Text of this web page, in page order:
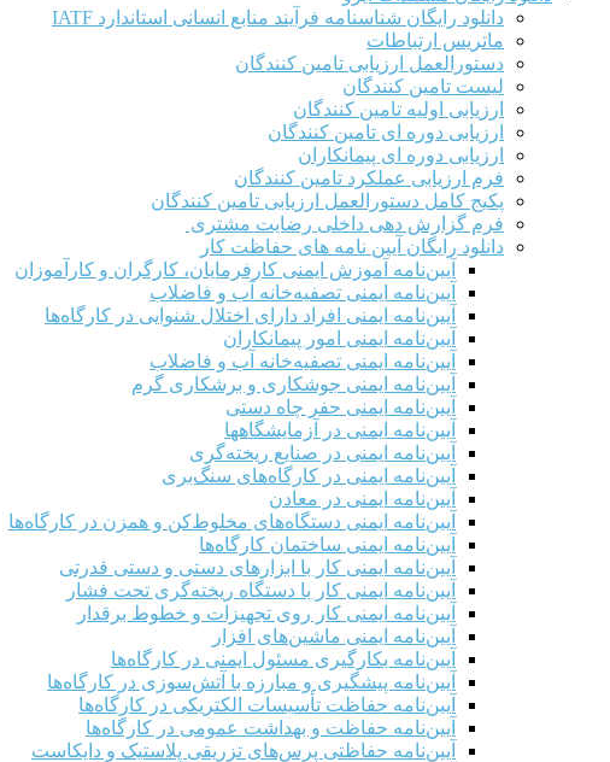
دانلود رایگان شناسنامه فرآیند منابع انسانی استاندارد IATF
ماتریس ارتباطات
دستورالعمل ارزیابی تامین کنندگان
لیست تامین کنندگان
ارزیابی اولیه تامین کنندگان
ارزیابی دوره ای تامین کنندگان
ارزیابی دوره ای پیمانکاران
فرم ارزيابی عملکرد تامین کنندگان
پکیج کامل دستورالعمل ارزیابی تامین کنندگان
فرم گزارش دهی داخلی رضایت مشتری
دانلود رایگان آیین نامه های حفاظت کار
آیین‌نامه آموزش ایمنی کارفرمایان، کارگران و کارآموزان
آیین‌نامه ایمنی تصفیه‌خانه آب و فاضلاب
آیین‌نامه ایمنی افراد دارای اختلال شنوایی در کارگاه‌ها
آیین‌نامه ایمنی امور پیمانکاران
آیین‌نامه ایمنی تصفیه‌خانه آب و فاضلاب
آیین‌نامه ایمنی جوشکاری و برشکاری گرم
آیین‌نامه ایمنی حفر چاه دستی
آیین‌نامه ایمنی در آزمایشگاهها
آیین‌نامه ایمنی در صنایع ریخته‌گری
آیین‌نامه ایمنی در کارگاه‌های سنگ‌بری
آیین‌نامه ایمنی در معادن
آیین‌نامه ایمنی دستگاه‌های مخلوط‌کن و همزن در کارگاه‌ها
آیین‌نامه ایمنی ساختمان کارگاه‌ها
آیین‌نامه ایمنی کار با ابزارهای دستی و دستی قدرتی
آیین‌نامه ایمنی کار با دستگاه ریخته‌گری تحت فشار
آیین‌نامه ایمنی کار روی تجهیزات و خطوط برقدار
آیین‌نامه ایمنی ماشین‌های افزار
آیین‌نامه بکارگیری مسئول ایمنی در کارگاه‌ها
آیین‌نامه پیشگیری و مبارزه با آتش‌سوزی در کارگاه‌ها
آیین‌نامه حفاظت تأسیسات الکتریکی در کارگاه‌ها
آیین‌نامه حفاظت و بهداشت عمومی در کارگاه‌ها
آیین‌نامه حفاظتی پرس‌های تزریقی پلاستیک و دایکاست